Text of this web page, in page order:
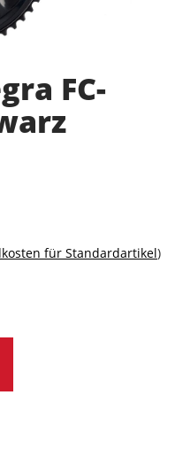
FC-
für Standardartikel)